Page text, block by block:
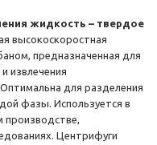
жидкость – твердое
высокоскоростная
предназначенная для
извлечения
для разделения
фазы. Используется в
производстве,
Центрифуги